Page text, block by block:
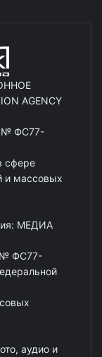
AGENCY
№ ФС77-
сфере
и массовых
МЕДИА
№ ФС77-
аудио и